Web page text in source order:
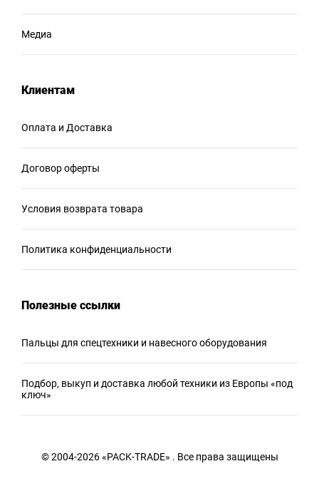
Медиа
Клиентам
Оплата и Доставка
Договор оферты
Условия возврата товара
Политика конфиденциальности
Полезные ссылки
Пальцы для спецтехники и навесного оборудования
Подбор, выкуп и доставка любой техники из Европы «под
ключ»
© 2004-2026 «PACK-TRADE» . Все права защищены